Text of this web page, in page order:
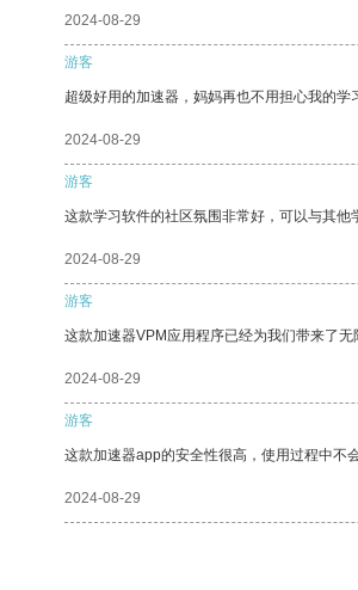
2024-08-29
游客
超级好用的加速器，妈妈再也不用担心我的学
2024-08-29
游客
这款学习软件的社区氛围非常好，可以与其他
2024-08-29
游客
这款加速器VPM应用程序已经为我们带来了无
2024-08-29
游客
这款加速器app的安全性很高，使用过程中不
2024-08-29